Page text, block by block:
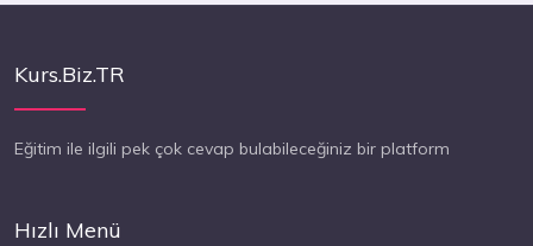
Kurs.Biz.TR
Eğitim ile ilgili pek çok cevap bulabileceğiniz bir platform
Hızlı Menü